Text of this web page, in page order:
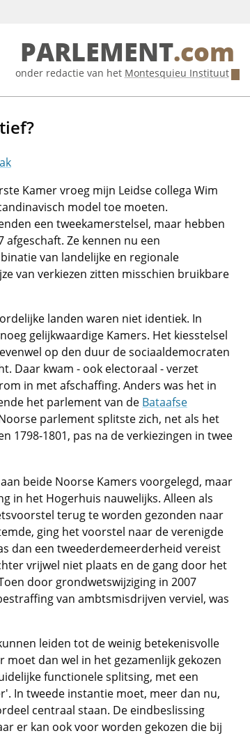
PARLEMENT.com
onder redactie van het Montesquieu Instituut
Kamer vroeg mijn Leidse collega Wim
model toe moeten.
een tweekamerstelsel, maar hebben
afgeschaft. Ze kennen nu een
van landelijke en regionale
van verkiezen zitten misschien bruikbare
landen waren niet identiek. In
gelijkwaardige Kamers. Het kiesstelsel
op den duur de sociaaldemocraten
Daar kwam - ook electoraal - verzet
in met afschaffing. Anders was het in
het parlement van de Bataafse
parlement splitste zich, net als het
1798-1801, pas na de verkiezingen in twee
beide Noorse Kamers voorgelegd, maar
in het Hogerhuis nauwelijks. Alleen als
terug te worden gezonden naar
ging het voorstel naar de verenigde
dan een tweederde­meerderheid vereist
vrijwel niet plaats en de gang door het
door grondwetswijziging in 2007
van ambtsmisdrijven verviel, was
leiden tot de weinig betekenisvolle
dan wel in het gezamenlijk gekozen
functionele splitsing, met een
In tweede instantie moet, meer dan nu,
centraal staan. De eindbeslissing
er kan ook voor worden gekozen die bij